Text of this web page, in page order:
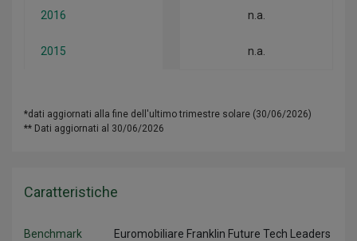
2016 n.a.
2015 n.a.
*dati aggiornati alla fine dell'ultimo trimestre solare (30/06/2026)
** Dati aggiornati al 30/06/2026
Caratteristiche
Benchmark
Euromobiliare Franklin Future Tech Leaders